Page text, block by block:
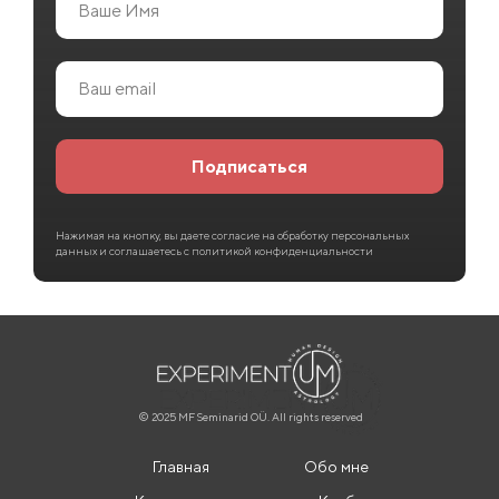
Подписаться
Нажимая на кнопку, вы даете согласие на обработку персональных
данных и соглашаетесь c политикой конфиденциальности
Главная
Обо мне
© 2025 MF Seminarid OÜ. All rights reserved